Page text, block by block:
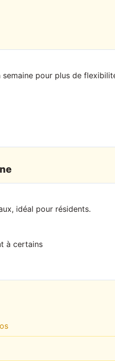
pour plus de
idéal pour résidents.
à certains